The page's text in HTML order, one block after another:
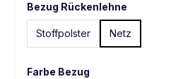
Bezug Rückenlehne
Stoffpolster Netz
Farbe Bezug